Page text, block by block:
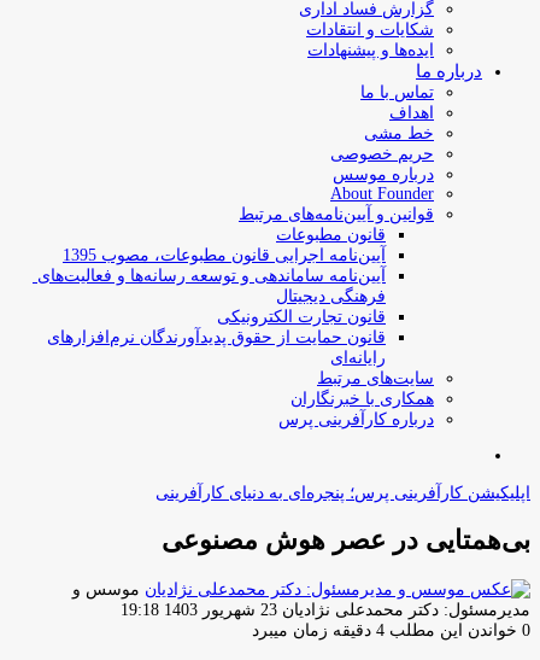
گزارش فساد اداری
شکایات و انتقادات
ایده‌ها و پیشنهادات
درباره ما
تماس با ما
اهداف
خط مشی
حریم خصوصی
درباره موسس
About Founder
قوانین و آیین‌نامه‌های مرتبط
‌قانون مطبوعات
آیین‌نامه اجرایی قانون مطبوعات، مصوب 1395
آیین‌نامه سامان­دهی و توسعه رسانه­‌ها و فعالیت‌­های
فرهنگی دیجیتال
قانون تجارت الکترونیکی
قانون حمایت از حقوق پدیدآورندگان نرم‌افزارهای
رایانه‌ای
سایت‌های مرتبط
همکاری با خبرنگاران
درباره کارآفرینی پرس
اپلیکیشن کارآفرینی پرس؛ پنجره‌ای به دنیای کارآفرینی
بی‌همتایی در عصر هوش مصنوعی
موسس و
مدیرمسئول: دکتر محمدعلی نژادیان ارسال
ایمیل
23 شهریور 1403 19:18
0 خواندن این مطلب 4 دقیقه زمان میبرد